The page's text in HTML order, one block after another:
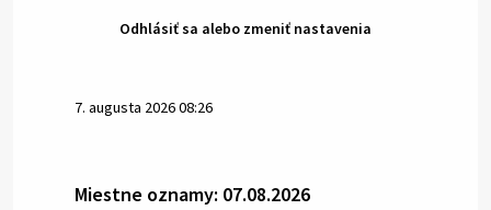
Odhlásiť sa alebo zmeniť nastavenia
7. augusta 2026 08:26
Miestne oznamy: 07.08.2026